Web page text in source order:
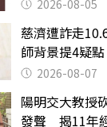
2026-08-05
慈濟遭詐走
師背景提4疑點
2026-08-07
陽明交大教授
發聲 揭11年